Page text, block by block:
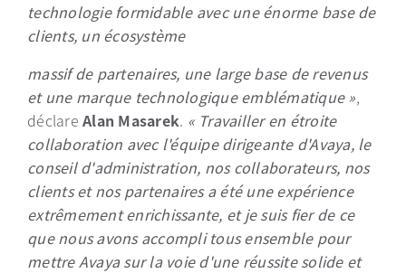
technologie formidable avec une énorme base de
clients, un écosystème
massif de partenaires, une large base de revenus
et une marque technologique emblématique »,
déclare Alan Masarek. « Travailler en étroite
collaboration avec l'équipe dirigeante d'Avaya, le
conseil d'administration, nos collaborateurs, nos
clients et nos partenaires a été une expérience
extrêmement enrichissante, et je suis fier de ce
que nous avons accompli tous ensemble pour
mettre Avaya sur la voie d'une réussite solide et